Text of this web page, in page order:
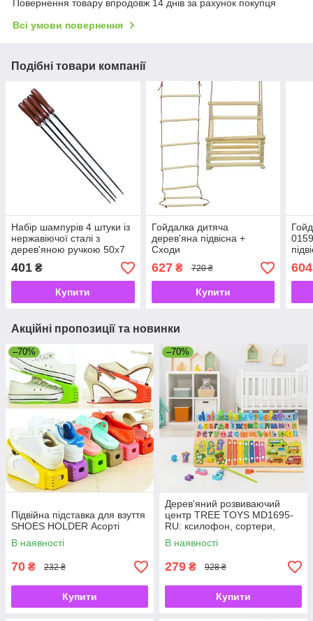
Повернення товару впродовж 14 днів за рахунок покупця
Всі умови повернення
Подібні товари компанії
Набір шампурів 4 штуки із
нержавіючої сталі з
дерев'яною ручкою 50х7
см BQ-21
401 ₴
Купити
Гойдалка дитяча
дерев'яна підвісна +
Сходи
627₴ 720 ₴
Купити
604
Акційні пропозиції та новинки
–70%
Підвійна підставка для взуття
SHOES HOLDER Асорті
В наявності
70 ₴ 232 ₴
Купити
–70%
Дерев'яний розвиваючий
центр TREE TOYS MD1695-
RU: ксилофон, сортери,
рибальство, 10 рибок
В наявності
279 ₴ 928 ₴
Купити